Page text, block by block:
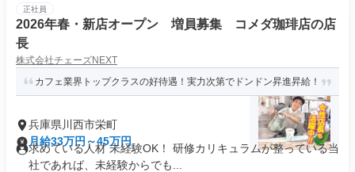
正社員
2026年春・新店オープン 増員募集 コメダ珈琲店の店
長
株式会社チェーズNEXT
カフェ業界トップクラスの好待遇！実力次第でドンドン昇進昇給！
兵庫県川西市栄町
月給33万円～45万円
求めている人材 未経験OK！ 研修カリキュラムが整っている当
社であれば、未経験からでも...